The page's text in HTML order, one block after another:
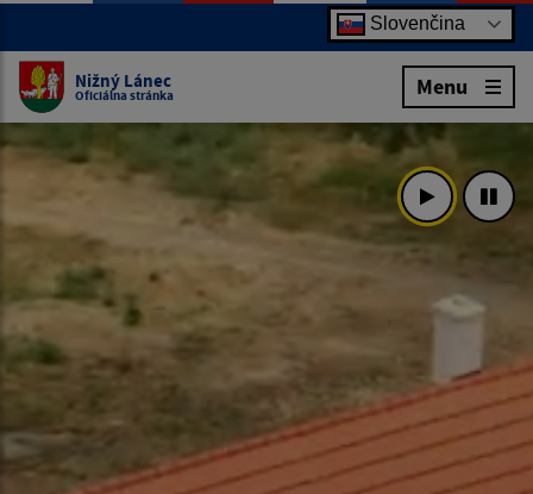
Slovenčina
Nižný Lánec
Oficiálna stránka Menu